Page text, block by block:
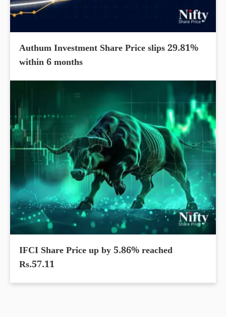
Authum Investment Share Price slips 29.81%
within 6 months
IFCI Share Price up by 5.86% reached
Rs.57.11